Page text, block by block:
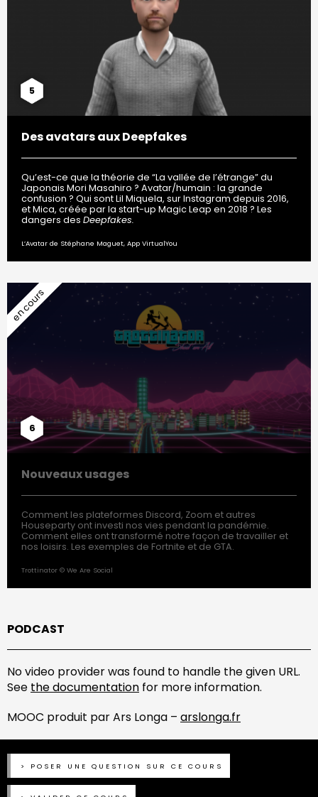
5
Des avatars aux Deepfakes
Qu’est-ce que la théorie de “La vallée de l’étrange” du
Japonais Mori Masahiro ? Avatar/humain : la grande
confusion ? Qui sont Lil Miquela, sur Instagram depuis 2016,
et Mica, créée par la start-up Magic Leap en 2018 ? Les
dangers des Deepfakes.
L’Avatar de Stéphane Maguet, App VirtualYou
6
Nouveaux usages
Comment les plateformes Discord, Zoom et autres
Houseparty ont investi nos vies pendant la pandémie.
Comment elles ont transformé notre façon de travailler et
nos loisirs. Les exemples de Fortnite et de GTA.
Trottinator © We Are Social
PODCAST
No video provider was found to handle the given URL.
See the documentation for more information.
MOOC produit par Ars Longa – arslonga.fr
POSER UNE QUESTION SUR CE COURS